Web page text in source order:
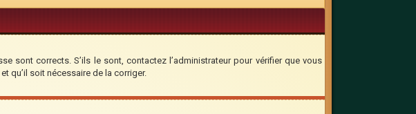
sont corrects. S’ils le sont, contactez l’administrateur pour vérifier que vous
qu’il soit nécessaire de la corriger.